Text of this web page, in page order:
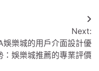
Next:
娛樂城的用戶介面設計優
：娛樂城推薦的專業評價